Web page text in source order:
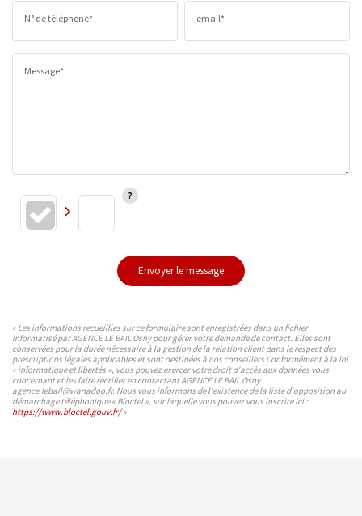
N° de téléphone* email*
Message*
Envoyer le message
« Les informations recueillies sur ce formulaire sont enregistrées dans un fichier
informatisé par AGENCE LE BAIL Osny pour gérer votre demande de contact. Elles sont
conservées pour la durée nécessaire à la gestion de la relation client dans le respect des
prescriptions légales applicables et sont destinées à nos conseillers Conformément à la loi
« informatique et libertés », vous pouvez exercer votre droit d'accès aux données vous
concernant et les faire rectifier en contactant AGENCE LE BAIL Osny
agence.lebail@wanadoo.fr. Nous vous informons de l'existence de la liste d'opposition au
démarchage téléphonique « Bloctel », sur laquelle vous pouvez vous inscrire ici :
https://www.bloctel.gouv.fr/»